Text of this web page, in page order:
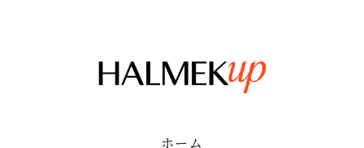
ホーム